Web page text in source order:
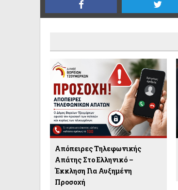
Απόπειρες Τηλεφωνικής
Απάτης Στο Ελληνικό –
Έκκληση Για Αυξημένη
Προσοχή